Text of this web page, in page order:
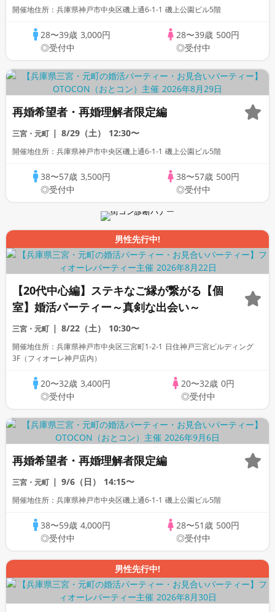
開催地住所：兵庫県神戸市中央区磯上通6-1-1 磯上公園ビル5階
28〜39歳 3,000円
◎受付中
28〜39歳 500円
◎受付中
再婚希望者・再婚理解者限定編
三宮・元町 8/29（土） 12:30〜
開催地住所：兵庫県神戸市中央区磯上通6-1-1 磯上公園ビル5階
38〜57歳 3,500円
◎受付中
38〜57歳 500円
◎受付中
男性先行中!
【20代中心編】ステキなご縁が繋がる【個
室】婚活パーティー～真剣な出会い～
三宮・元町 8/22（土） 10:30〜
開催地住所：兵庫県神戸市中央区三宮町1-2-1 日住神戸三宮ビルディング
3F（フィオーレ神戸店内）
20〜32歳 3,400円
◎受付中
20〜32歳 0円
◎受付中
再婚希望者・再婚理解者限定編
三宮・元町 9/6（日） 14:15〜
開催地住所：兵庫県神戸市中央区磯上通6-1-1 磯上公園ビル5階
38〜59歳 4,000円
◎受付中
28〜51歳 500円
◎受付中
男性先行中!